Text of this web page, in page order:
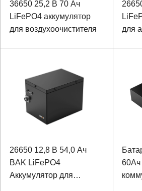
36650 25,2 В 70 Ач
LiFePO4 аккумулятор
для воздухоочистителя
для
26650 12,8 В 54,0 Ач
BAK LiFePO4
Аккумулятор для
60Ач